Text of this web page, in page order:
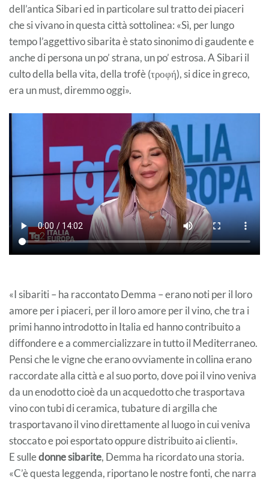
dell’antica Sibari ed in particolare sul tratto dei piaceri
che si vivano in questa città sottolinea: «Sì, per lungo
tempo l’aggettivo sibarita è stato sinonimo di gaudente e
anche di persona un po’ strana, un po’ estrosa. A Sibari il
culto della bella vita, della trofè (τροφή), si dice in greco,
era un must, diremmo oggi».
«I sibariti – ha raccontato Demma – erano noti per il loro
amore per i piaceri, per il loro amore per il vino, che tra i
primi hanno introdotto in Italia ed hanno contribuito a
diffondere e a commercializzare in tutto il Mediterraneo.
Pensi che le vigne che erano ovviamente in collina erano
raccordate alla città e al suo porto, dove poi il vino veniva
da un enodotto cioè da un acquedotto che trasportava
vino con tubi di ceramica, tubature di argilla che
trasportavano il vino direttamente al luogo in cui veniva
stoccato e poi esportato oppure distribuito ai clienti».
E sulledonne sibarite, Demma ha ricordato una storia.
«C’è questa leggenda, riportano le nostre fonti, che narra